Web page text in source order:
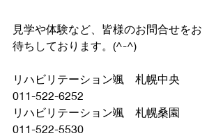
見学や体験など、皆様のお問合せをお
待ちしております。(^-^)
リハビリテーション颯　札幌中央
011-522-6252
リハビリテーション颯　札幌桑園
011-522-5530